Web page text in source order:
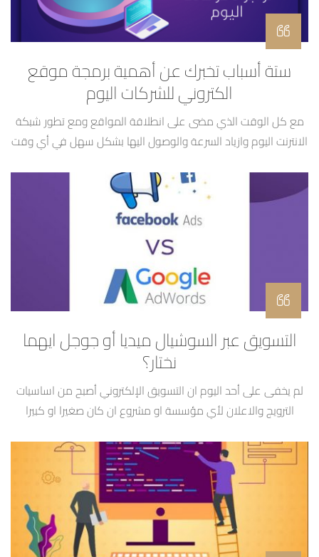
ستة أسباب تخبرك عن أهمية برمجة موقع
الكتروني للشركات اليوم
مع كل الوقت الذي مضى على انطلاقة المواقع ومع تطور شبكة
الانترنت اليوم وازياد السرعة والوصول اليها بشكل سهل في أي وقت
الى 50% من الشركات الصغيرة ليس لديهم موقع الكتروني إلى الان
لذلك قررنا جمع أهم الميزات التي ستحصل عليها بتصميم موقع […]
التسويق عبر السوشيال ميديا أو جوجل ايهما
نختار؟
لم يخفى على أحد اليوم ان التسويق الإلكتروني أصبح من اساسيات
الترويج والاعلان لأي مؤسسة او مشروع ان كان صغيرا او كبيرا
وفي احصائية لعام 2018 تبين انه 88% من الشركات اليوم تستعمل
مواقع التواصل الاجتماعي في التسويق لها لكن لم يعد يكفي
معرفة ذلك […]